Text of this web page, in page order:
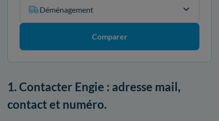
Déménagement
Comparer
1. Contacter Engie : adresse mail,
contact et numéro.